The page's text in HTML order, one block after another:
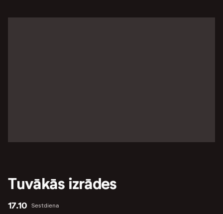
Tuvākās izrādes
Sestdiena
17.10